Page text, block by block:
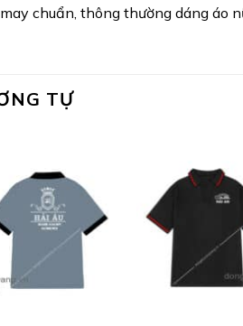
chuẩn, thông thường dáng áo
TỰ